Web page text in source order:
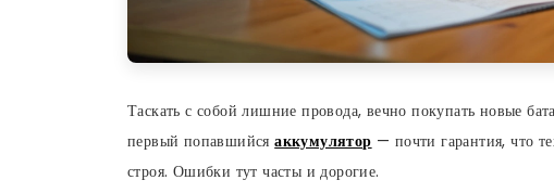
Таскать с собой лишние провода, вечно покупать новые
первый попавшийсяаккумулятор — почти гарантия, что
строя. Ошибки тут часты и дорогие.